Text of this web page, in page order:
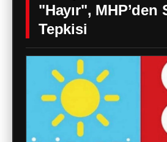
"Hayır", MHP’den
Tepkisi